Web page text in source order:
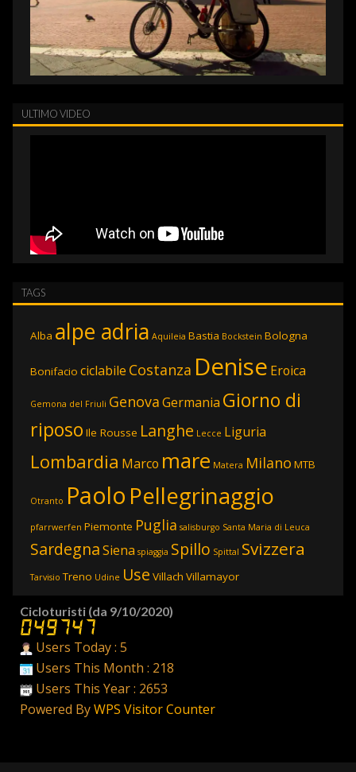
ULTIMO VIDEO
TAGS
Alba alpe adria Aquileia Bastia Bockstein Bologna
Bonifacio ciclabile Costanza Denise Eroica
Gemona del Friuli GenovaGermania Giorno di
riposo Ile Rousse Langhe Lecce Liguria
Lombardia Marco mare Matera Milano MTB
Otranto Paolo Pellegrinaggio
pfarrwerfen Piemonte Puglia salisburgo Santa Maria di Leuca
SardegnaSiena spiaggia Spillo Spittal Svizzera
Tarvisio Treno Udine Use Villach Villamayor
Cicloturisti (da 9/10/2020)
Users Today : 5
Users This Month : 218
Users This Year : 2653
Powered ByWPS Visitor Counter